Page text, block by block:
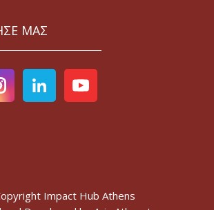
ΜΑΣ
Impact Hub Athens